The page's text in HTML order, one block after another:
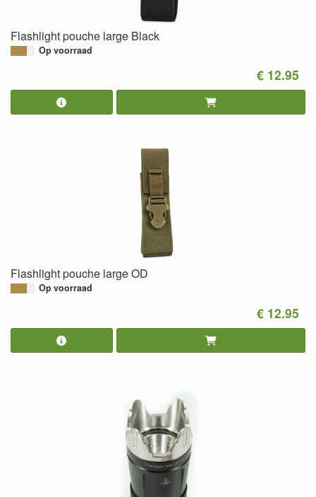
Flashlight pouche large Black
Op voorraad
€ 12.95
Flashlight pouche large OD
Op voorraad
€ 12.95